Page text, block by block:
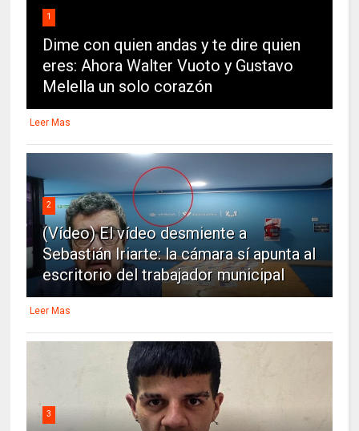
1
Dime con quien andas y te dire quien
eres: Ahora Walter Vuoto y Gustavo
Melella un solo corazón
Leer Mas
2
(Vídeo) El vídeo desmiente a
Sebastián Iriarte: la cámara sí apunta al
escritorio del trabajador municipal
Leer Mas
3